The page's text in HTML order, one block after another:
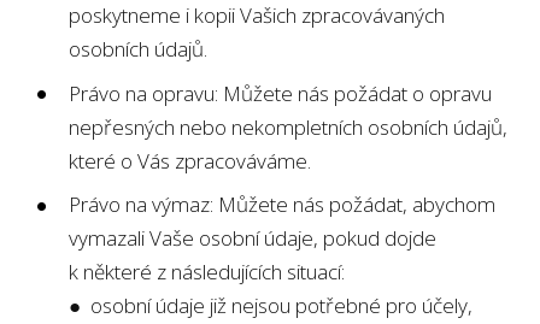
poskytneme i kopii Vašich zpracovávaných
osobních údajů.
Právo na opravu: Můžete nás požádat o opravu
nepřesných nebo nekompletních osobních údajů,
které o Vás zpracováváme.
Právo na výmaz: Můžete nás požádat, abychom
vymazali Vaše osobní údaje, pokud dojde
k některé z následujících situací:
● osobní údaje již nejsou potřebné pro účely,